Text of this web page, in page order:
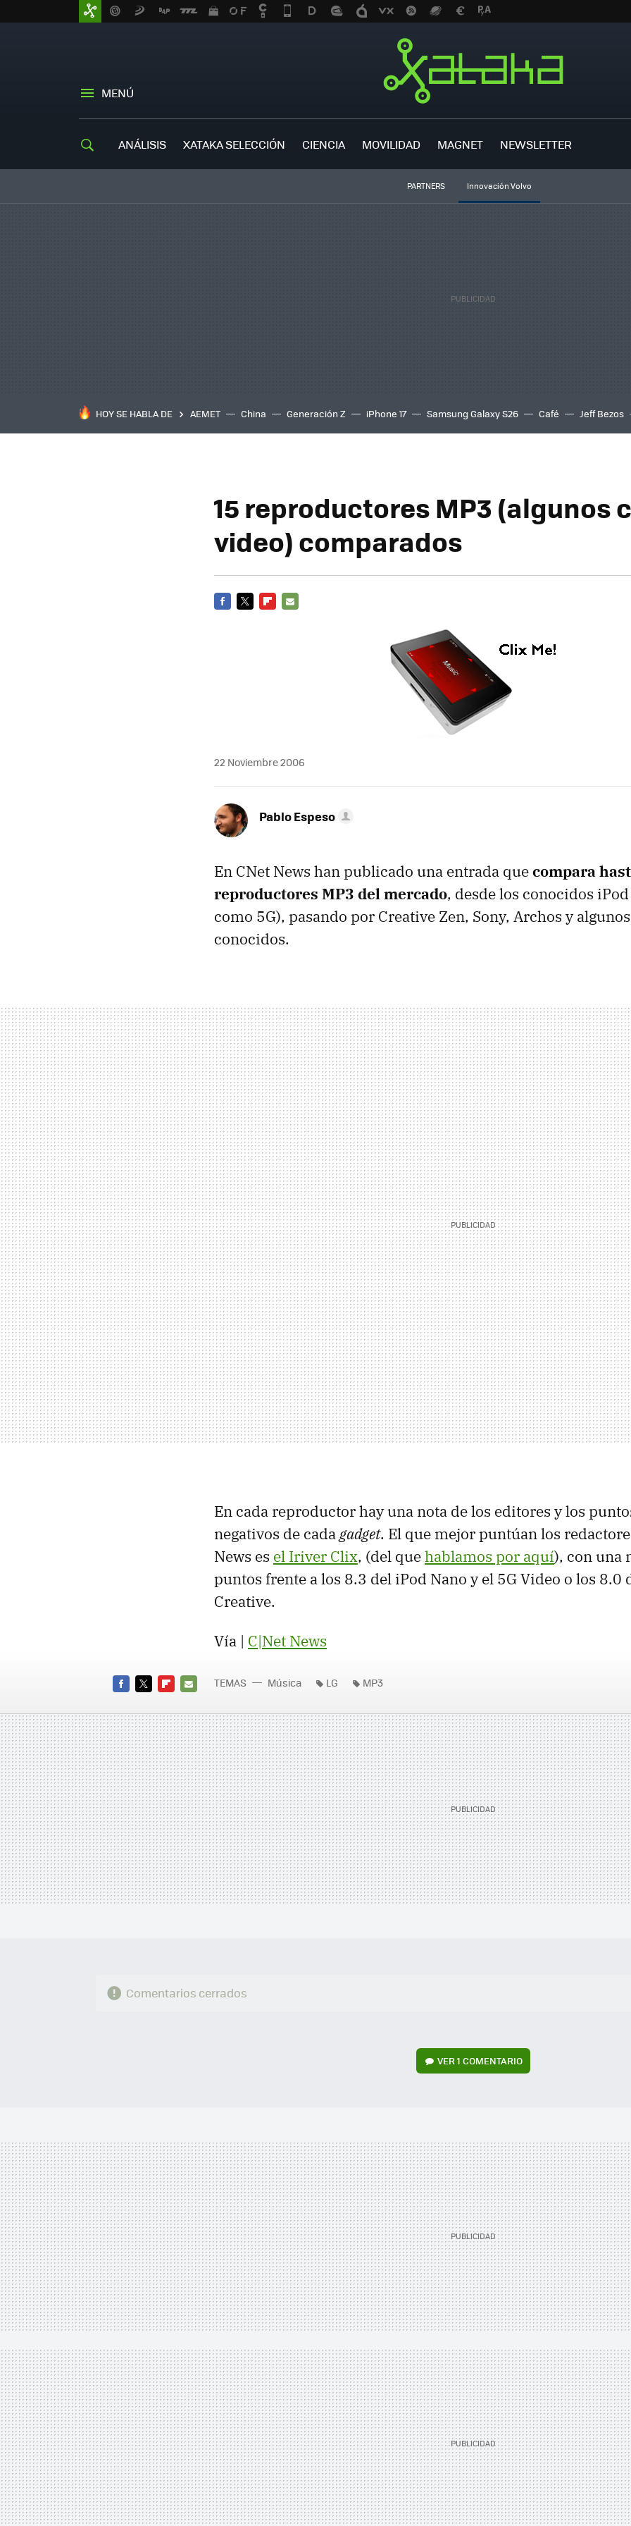
MENÚ
ANÁLISIS XATAKA SELECCIÓN CIENCIA MOVILIDAD MAGNET NEWSLETTER
PARTNERS Innovación Volvo
HOY SE HABLA DE AEMET China Generación Z iPhone 17 Samsung Galaxy S26 Café Jeff Bezos
15 reproductores MP3 (algunos
video) comparados
22 Noviembre 2006
Pablo Espeso
En CNet News han publicado una entrada quecompara
reproductores MP3 del mercado, desde los conocidos
como 5G), pasando por Creative Zen, Sony, Archos y
conocidos.
En cada reproductor hay una nota de los editores y los
negativos de cadagadget. El que mejor puntúan los
News es el Iriver Clix, (del quehablamos por aquí), con una
puntos frente a los 8.3 del iPod Nano y el 5G Video o los 8.0
Creative.
Vía | C|Net News
MAIL
TEMAS Música LG MP3
Comentarios cerrados
VER1 COMENTARIO